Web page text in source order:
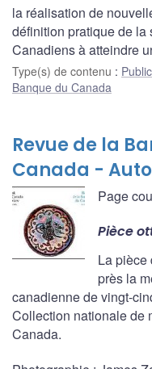
la réalisation de
définition pratique de
Canadiens à atteindre
Type(s) de contenu :
Banque du Canada
Revue de la
Canada -
Page
Pièce
La pièce
près la
canadienne de vingt-
Collection nationale de
Canada.